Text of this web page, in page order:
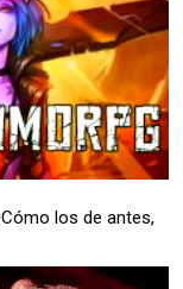
los de antes,